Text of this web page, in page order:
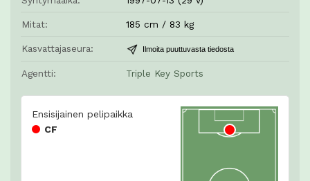
Mitat: 185 cm / 83 kg
Kasvattajaseura: Ilmoita puuttuvasta tiedosta
Agentti: Triple Key Sports
Ensisijainen pelipaikka
CF